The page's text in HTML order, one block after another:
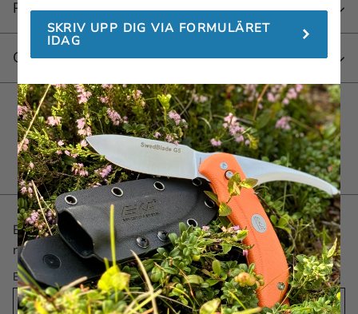
Produkter
Om EKA 1882
Häng med oss
Bli först med det senaste! Skriv upp dig på vårt
nyhetsbrev här.
E-post
SKRIV UPP DIG VIA FORMULÄRET
IDAG